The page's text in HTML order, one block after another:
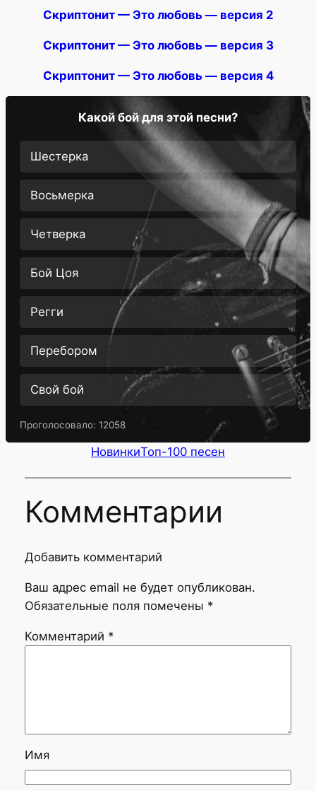
Скриптонит — Это любовь — версия 2
Скриптонит — Это любовь — версия 3
Скриптонит — Это любовь — версия 4
Какой бой для этой песни?
Шестерка
Восьмерка
Четверка
Бой Цоя
Регги
Перебором
Свой бой
Проголосовало: 12058
НовинкиТоп-100 песен
Комментарии
Добавить комментарий
Ваш адрес email не будет опубликован.
Обязательные поля помечены *
Комментарий *
Имя